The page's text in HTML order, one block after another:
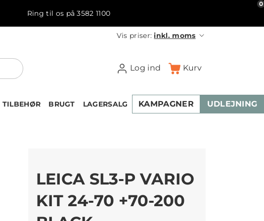
Ring til os på 3582 1100
Vis priser:inkl. moms
Log ind Kurv
0
TILBEHØR BRUGT LAGERSALG KAMPAGNER UDLEJNING
LEICA SL3-P VARIO
KIT 24-70 +70-200